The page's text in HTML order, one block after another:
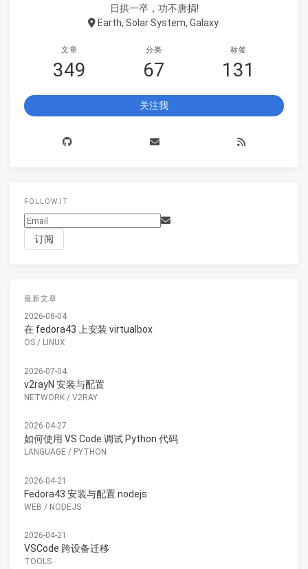
日拱一卒，功不唐捐!
Earth, Solar System, Galaxy.
文章
349
分类
67
标签
131
关注我
FOLLOW.IT
最新文章
2026-08-04
在 fedora43 上安装 virtualbox
OS / LINUX
2026-07-04
v2rayN 安装与配置
NETWORK / V2RAY
2026-04-27
如何使用 VS Code 调试 Python 代码
LANGUAGE / PYTHON
2026-04-21
Fedora43 安装与配置 nodejs
WEB / NODEJS
2026-04-21
VSCode 跨设备迁移
TOOLS